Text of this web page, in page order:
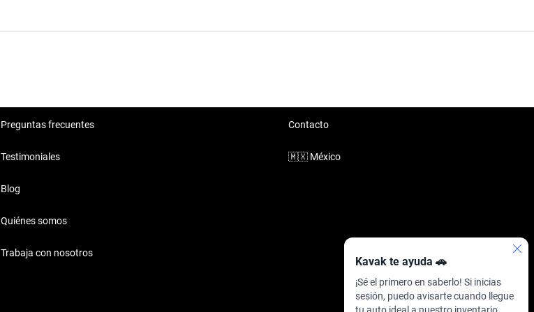
Kavak te ayuda 🚗
¡Sé el primero en saberlo! Si inicias
sesión, puedo avisarte cuando llegue
Preguntas frecuentes
Testimoniales
Blog
Quiénes somos
Trabaja con nosotros
Contacto
🇲🇽 México